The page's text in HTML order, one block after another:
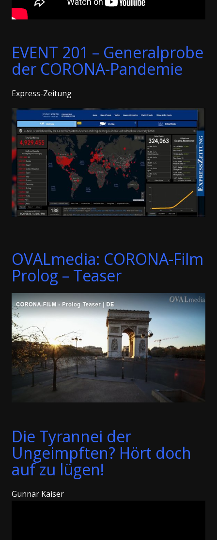
EVENT 201 – Generalprobe
der CORONA-Pandemie
Express-Zeitung
OVALmedia: CORONA-Film
Prolog – Teaser
Die Tyrannei der
Ungeimpften? Hört doch
auf zu lügen!
Gunnar Kaiser